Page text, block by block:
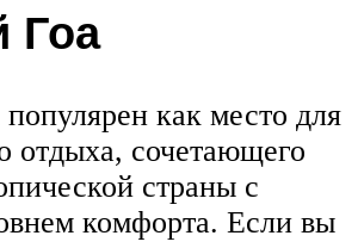
как место для
отдыха, сочетающего
страны с
комфорта. Если вы